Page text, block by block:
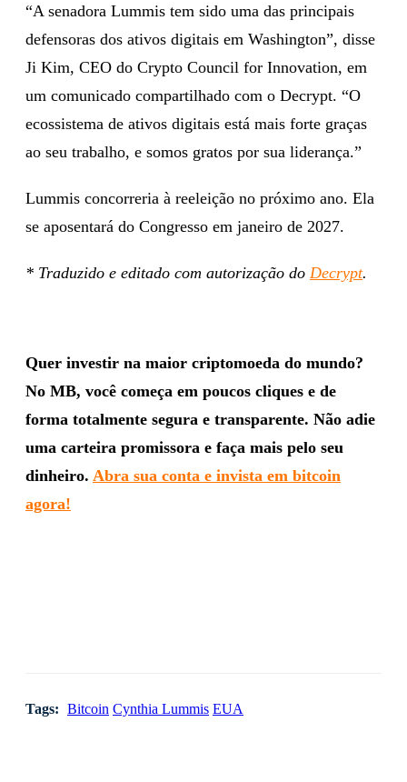
“A senadora Lummis tem sido uma das principais
defensoras dos ativos digitais em Washington”, disse
Ji Kim, CEO do Crypto Council for Innovation, em
um comunicado compartilhado com o Decrypt. “O
ecossistema de ativos digitais está mais forte graças
ao seu trabalho, e somos gratos por sua liderança.”
Lummis concorreria à reeleição no próximo ano. Ela
se aposentará do Congresso em janeiro de 2027.
* Traduzido e editado com autorização do Decrypt.
Quer investir na maior criptomoeda do mundo?
No MB, você começa em poucos cliques e de
forma totalmente segura e transparente. Não adie
uma carteira promissora e faça mais pelo seu
dinheiro. Abra sua conta e invista em bitcoin
agora!
Tags: Bitcoin Cynthia Lummis EUA